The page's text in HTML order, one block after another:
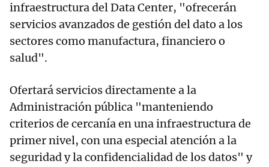
infraestructura del Data Center, "ofrecerán
servicios avanzados de gestión del dato a los
sectores como manufactura, financiero o
salud".
Ofertará servicios directamente a la
Administración pública "manteniendo
criterios de cercanía en una infraestructura de
primer nivel, con una especial atención a la
seguridad y la confidencialidad de los datos" y